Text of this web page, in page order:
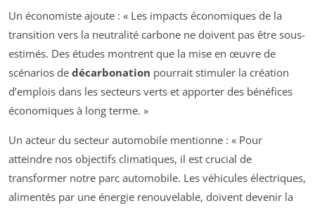
Un économiste ajoute : « Les impacts économiques de la
transition vers la neutralité carbone ne doivent pas être sous-
estimés. Des études montrent que la mise en œuvre de
scénarios de décarbonation pourrait stimuler la création
d’emplois dans les secteurs verts et apporter des bénéfices
économiques à long terme. »
Un acteur du secteur automobile mentionne : « Pour
atteindre nos objectifs climatiques, il est crucial de
transformer notre parc automobile. Les véhicules électriques,
alimentés par une énergie renouvelable, doivent devenir la